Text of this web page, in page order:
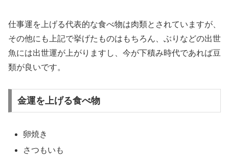
仕事運を上げる代表的な食べ物は肉類とされていますが、
その他にも上記で挙げたものはもちろん、ぶりなどの出世
魚には出世運が上がりますし、今が下積み時代であれば豆
類が良いです。
金運を上げる食べ物
卵焼き
さつもいも